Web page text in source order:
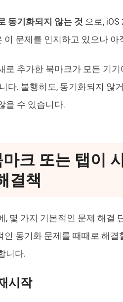
동기화되지 않는 것 으로,
이 문제를 인지하고 있으나
로 추가한 북마크가 모든 기
다. 불행히도, 동기화되지 않
을 수 있습니다.
크 또는 탭이
결책
, 몇 가지 기본적인 문제 해결
인 동기화 문제를 때때로 해
니다.
시작